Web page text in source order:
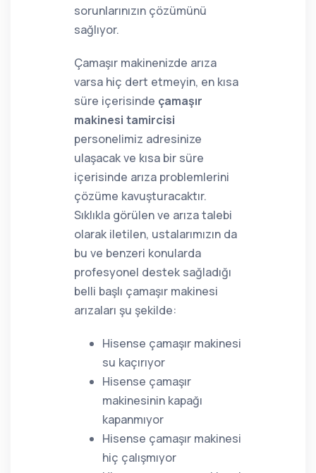
sorunlarınızın çözümünü
sağlıyor.
Çamaşır makinenizde arıza
varsa hiç dert etmeyin, en kısa
süre içerisinde çamaşır
makinesi tamircisi
personelimiz adresinize
ulaşacak ve kısa bir süre
içerisinde arıza problemlerini
çözüme kavuşturacaktır.
Sıklıkla görülen ve arıza talebi
olarak iletilen, ustalarımızın da
bu ve benzeri konularda
profesyonel destek sağladığı
belli başlı çamaşır makinesi
arızaları şu şekilde:
Hisense çamaşır makinesi
su kaçırıyor
Hisense çamaşır
makinesinin kapağı
kapanmıyor
Hisense çamaşır makinesi
hiç çalışmıyor